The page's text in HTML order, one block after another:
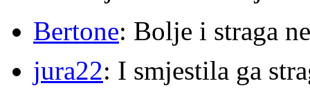
Bertone: Bolje i straga
jura22: I smjestila ga